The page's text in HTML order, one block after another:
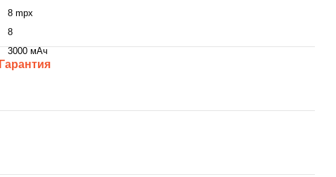
8 mpx
8
3000 мАч
Гарантия